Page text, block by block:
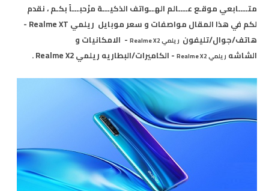
متــــابعي موقـع عــــالم الهــواتف الذكيـــة مرْحبـــاً بكـم ، نقدم
لكم في هذا المقال مواصفات و سعر موبايل ريلمي Realme XT
-
هاتف/جوال/تليفون ريلميRealme X2 - الامكانيات و
الشاشه ريلميRealme X2 - الكاميرات/البطاريه ريلمي Realme X2 .